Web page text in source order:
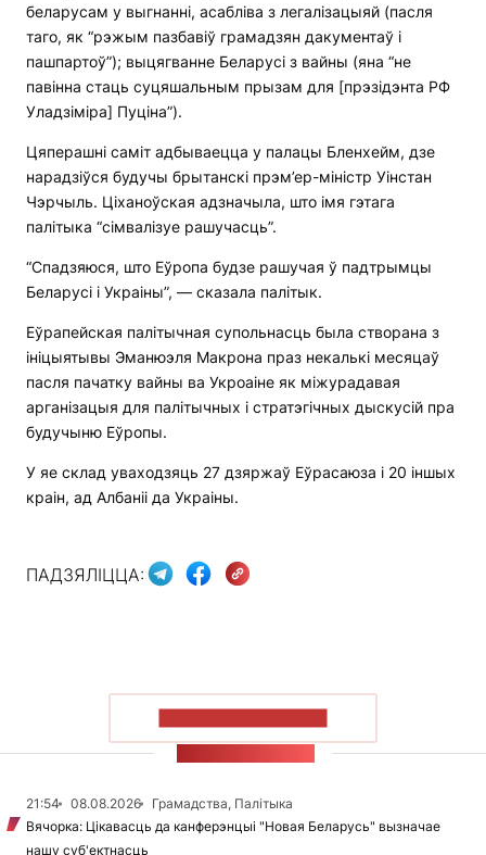
беларусам у выгнанні, асабліва з легалізацыяй (пасля
таго, як “рэжым пазбавіў грамадзян дакументаў і
пашпартоў”); выцягванне Беларусі з вайны (яна “не
павінна стаць суцяшальным прызам для [прэзідэнта РФ
Уладзіміра] Пуціна”).
Цяперашні саміт адбываецца у палацы Бленхейм, дзе
нарадзіўся будучы брытанскі прэм’ер-міністр Уінстан
Чэрчыль. Ціханоўская адзначыла, што імя гэтага
палітыка “сімвалізуе рашучасць”.
“Спадзяюся, што Еўропа будзе рашучая ў падтрымцы
Беларусі і Украіны”, — сказала палітык.
Еўрапейская палітычная супольнасць была створана з
ініцыятывы Эманюэля Макрона праз некалькі месяцаў
пасля пачатку вайны ва Укроаіне як міжурадавая
арганізацыя для палітычных і стратэгічных дыскусій пра
будучыню Еўропы.
У яе склад уваходзяць 27 дзяржаў Еўрасаюза і 20 іншых
краін, ад Албаніі да Украіны.
ПАДЗЯЛІЦЦА:
21:54 08.08.2026
Грамадства, Палітыка
Вячорка: Цікавасць да канферэнцыі "Новая Беларусь" вызначае
нашу суб'ектнасць